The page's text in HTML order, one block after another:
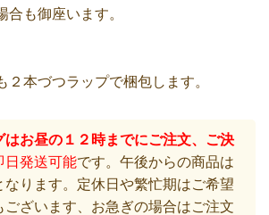
合も御座います。
２本づつラップで梱包します。
はお昼の１２時までにご注文、ご決
日発送可能です。午後からの商品は
なります。定休日や繁忙期はご希望
ございます、お急ぎの場合はご注文